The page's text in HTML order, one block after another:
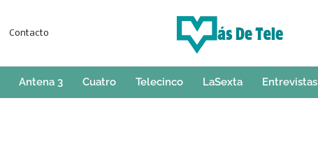
Contacto
Antena 3 Cuatro Telecinco LaSexta Entrevistas